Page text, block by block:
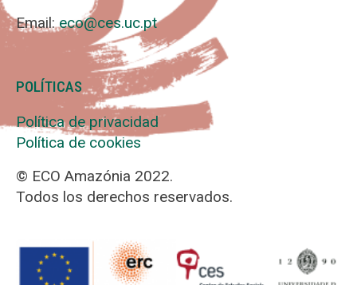
Email:eco@ces.uc.pt
POLÍTICAS
Política de privacidad
Política de cookies
© ECO Amazónia 2022.
Todos los derechos reservados.